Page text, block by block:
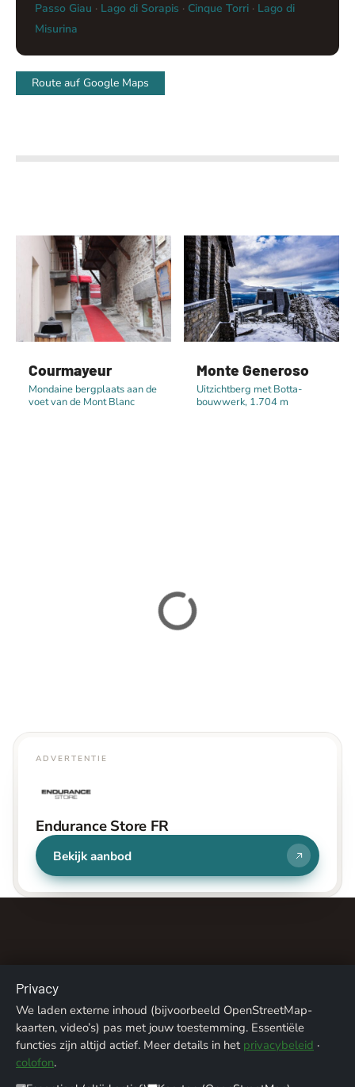
Passo Giau · Lago di Sorapis · Cinque Torri · Lago di
Misurina
Route auf Google Maps
Courmayeur
Mondaine bergplaats aan de
voet van de Mont Blanc
Monte Generoso
Uitzichtberg met Botta-
bouwwerk, 1.704 m
ADVERTENTIE
Endurance Store FR
Bekijk aanbod
Over ons Contact Colofon
Privacy
Fotoverantwoording
© 2026 ALPENTREFF · POWERED BY
Privacy
We laden externe inhoud (bijvoorbeeld OpenStreetMap-
kaarten, video’s) pas met jouw toestemming. Essentiële
functies zijn altijd actief. Meer details in het privacybeleid ·
colofon.